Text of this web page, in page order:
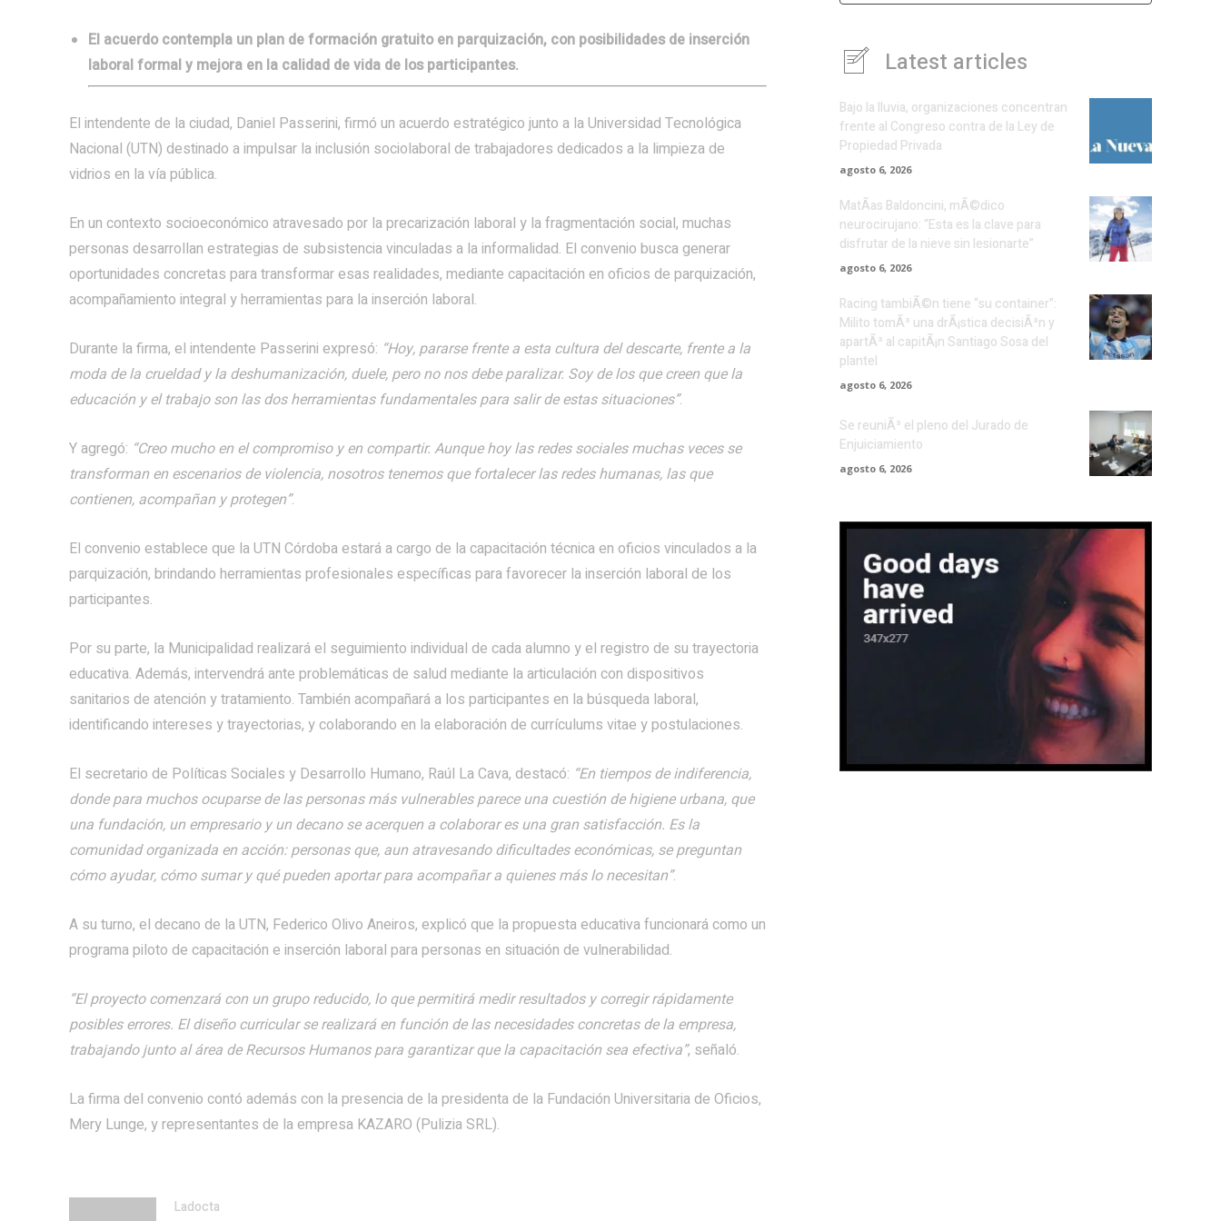
El acuerdo contempla un plan de formación gratuito en parquización, con posibilidades de inserción
laboral formal y mejora en la calidad de vida de los participantes.
El intendente de la ciudad, Daniel Passerini, firmó un acuerdo estratégico junto a la Universidad Tecnológica
Nacional (UTN) destinado a impulsar la inclusión sociolaboral de trabajadores dedicados a la limpieza de
vidrios en la vía pública.
En un contexto socioeconómico atravesado por la precarización laboral y la fragmentación social, muchas
personas desarrollan estrategias de subsistencia vinculadas a la informalidad. El convenio busca generar
oportunidades concretas para transformar esas realidades, mediante capacitación en oficios de parquización,
acompañamiento integral y herramientas para la inserción laboral.
Durante la firma, el intendente Passerini expresó: “Hoy, pararse frente a esta cultura del descarte, frente a la
moda de la crueldad y la deshumanización, duele, pero no nos debe paralizar. Soy de los que creen que la
educación y el trabajo son las dos herramientas fundamentales para salir de estas situaciones”.
Y agregó: “Creo mucho en el compromiso y en compartir. Aunque hoy las redes sociales muchas veces se
transforman en escenarios de violencia, nosotros tenemos que fortalecer las redes humanas, las que
contienen, acompañan y protegen”.
El convenio establece que la UTN Córdoba estará a cargo de la capacitación técnica en oficios vinculados a la
parquización, brindando herramientas profesionales específicas para favorecer la inserción laboral de los
participantes.
Por su parte, la Municipalidad realizará el seguimiento individual de cada alumno y el registro de su trayectoria
educativa. Además, intervendrá ante problemáticas de salud mediante la articulación con dispositivos
sanitarios de atención y tratamiento. También acompañará a los participantes en la búsqueda laboral,
identificando intereses y trayectorias, y colaborando en la elaboración de currículums vitae y postulaciones.
El secretario de Políticas Sociales y Desarrollo Humano, Raúl La Cava, destacó: “En tiempos de indiferencia,
donde para muchos ocuparse de las personas más vulnerables parece una cuestión de higiene urbana, que
una fundación, un empresario y un decano se acerquen a colaborar es una gran satisfacción. Es la
comunidad organizada en acción: personas que, aun atravesando dificultades económicas, se preguntan
cómo ayudar, cómo sumar y qué pueden aportar para acompañar a quienes más lo necesitan”.
A su turno, el decano de la UTN, Federico Olivo Aneiros, explicó que la propuesta educativa funcionará como un
programa piloto de capacitación e inserción laboral para personas en situación de vulnerabilidad.
“El proyecto comenzará con un grupo reducido, lo que permitirá medir resultados y corregir rápidamente
posibles errores. El diseño curricular se realizará en función de las necesidades concretas de la empresa,
trabajando junto al área de Recursos Humanos para garantizar que la capacitación sea efectiva”, señaló.
La firma del convenio contó además con la presencia de la presidenta de la Fundación Universitaria de Oficios,
Mery Lunge, y representantes de la empresa KAZARO (Pulizia SRL).
Ladocta
Latest articles
Bajo la lluvia, organizaciones concentran
frente al Congreso contra de la Ley de
Propiedad Privada
agosto 6, 2026
MatÃ­as Baldoncini, mÃ©dico
neurocirujano: “Esta es la clave para
disfrutar de la nieve sin lesionarte”
agosto 6, 2026
Racing tambiÃ©n tiene “su container”:
Milito tomÃ³ una drÃ¡stica decisiÃ³n y
apartÃ³ al capitÃ¡n Santiago Sosa del
plantel
agosto 6, 2026
Se reuniÃ³ el pleno del Jurado de
Enjuiciamiento
agosto 6, 2026